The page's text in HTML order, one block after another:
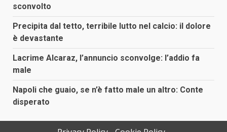
sconvolto
Precipita dal tetto, terribile lutto nel calcio: il dolore
è devastante
Lacrime Alcaraz, l’annuncio sconvolge: l’addio fa
male
Napoli che guaio, se n’è fatto male un altro: Conte
disperato